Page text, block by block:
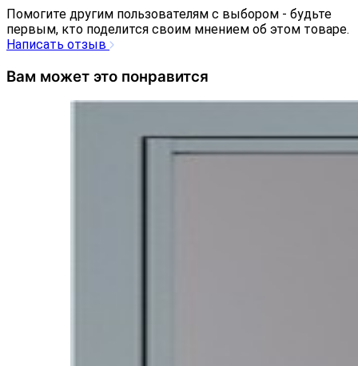
Помогите другим пользователям с выбором - будьте
первым, кто поделится своим мнением об этом товаре.
Написать отзыв
Вам может это понравится